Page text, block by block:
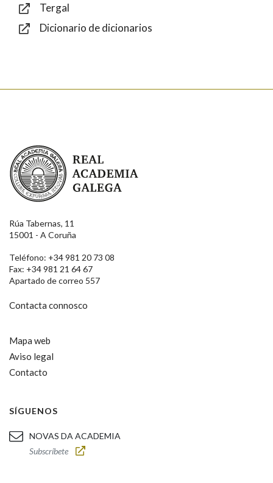
Tergal
Dicionario de dicionarios
Real Academia Galega
Rúa Tabernas, 11
15001 - A Coruña
Teléfono: +34 981 20 73 08
Fax: +34 981 21 64 67
Apartado de correo 557
Contacta connosco
Mapa web
Aviso legal
Contacto
SÍGUENOS
NOVAS DA ACADEMIA
Subscríbete